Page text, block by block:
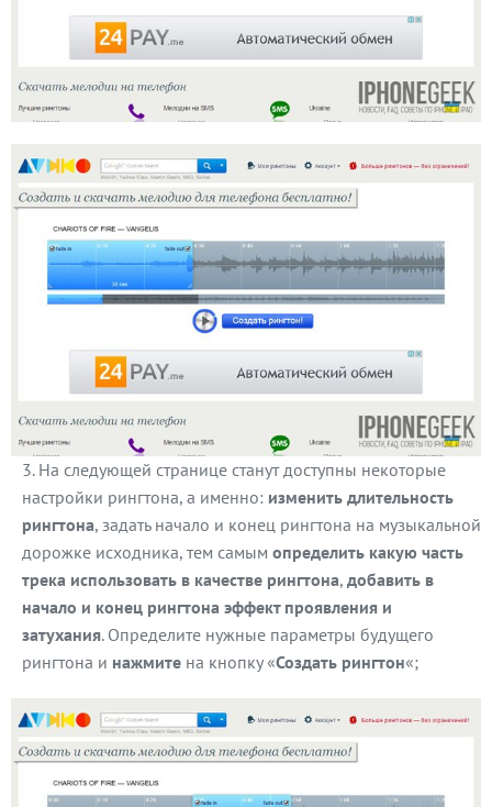
На следующей странице станут доступны некоторые
настройки рингтона, а именно: изменить длительность
рингтона, задать начало и конец рингтона на музыкальной
дорожке исходника, тем самым определить какую часть
трека использовать в качестве рингтона, добавить в
начало и конец рингтона эффект проявления и
затухания. Определите нужные параметры будущего
рингтона и нажмите на кнопку «Создать рингтон«;